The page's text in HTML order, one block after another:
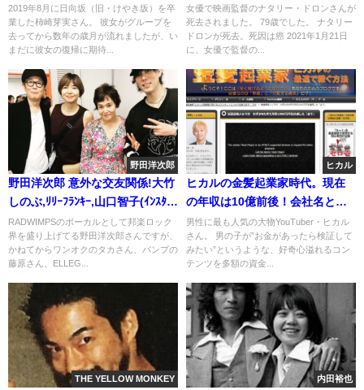
惑の現在
2019年8月に日向坂（旧・けやき坂）を卒
業した柿崎芽実さん。 彼女がグループを
去ってから数年の歳月が流れましたが、い
まだに彼女の復帰に期待...
画像(サムライ/個人教授)
女優で映画監督のナタリー・ドロンさんが
死去されました。 79歳でした。 ナタリー
ドロンが死去。死因は癌 2021年1月21日
に、女優で監督の...
野田洋次郎
野田洋次郎 意外な交友関係!大竹
しのぶ,ﾘﾘｰﾌﾗﾝｷｰ,山口智子(ｲﾝｽﾀ画
像)
RADWIMPSのボーカルとして邦楽ロック
界を盛り上げてる野田洋次郎さんですが、
かねてからワンオクのタカさん、バンプの
藤原さん、ELLEG...
ヒカル
ヒカルの金髪起業家時代。現在
の年収は10億前後！会社名と従
業員(※詐欺ではない)
男性に最も人気の大物YouTuber・ヒカル
さん。 男の子が”お金があったら検証して
みたい”というような、好奇心溢れるコン
テンツを多額の資金...
THE YELLOW MONKEY 内田裕也